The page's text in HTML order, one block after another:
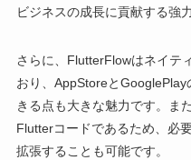
ビジネスの成長に貢献する強
さらに、FlutterFlowはネイテ
おり、AppStoreと
きる点も大きな魅力です。ま
Flutterコードであるため、必
拡張することも可能です。